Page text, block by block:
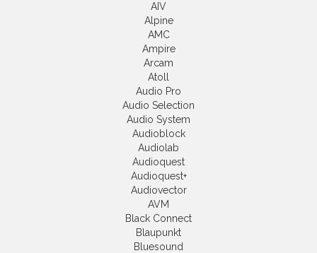
AIV
Alpine
AMC
Ampire
Arcam
Atoll
Audio Pro
Audio Selection
Audio System
Audioblock
Audiolab
Audioquest
Audioquest+
Audiovector
AVM
Black Connect
Blaupunkt
Bluesound